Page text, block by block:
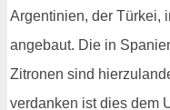
Argentinien, der Türkei,
angebaut. Die in
Zitronen sind
verdanken ist dies dem